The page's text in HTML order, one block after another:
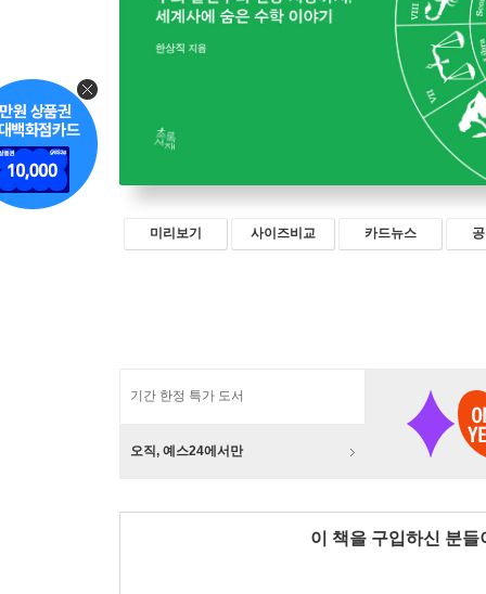
미리보기 사이즈비교 카드뉴스
기간 한정 특가 도서
오직, 예스24에서만
이 책을 구입하신 분